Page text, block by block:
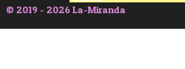
© 2019 - 2026 La-Miranda